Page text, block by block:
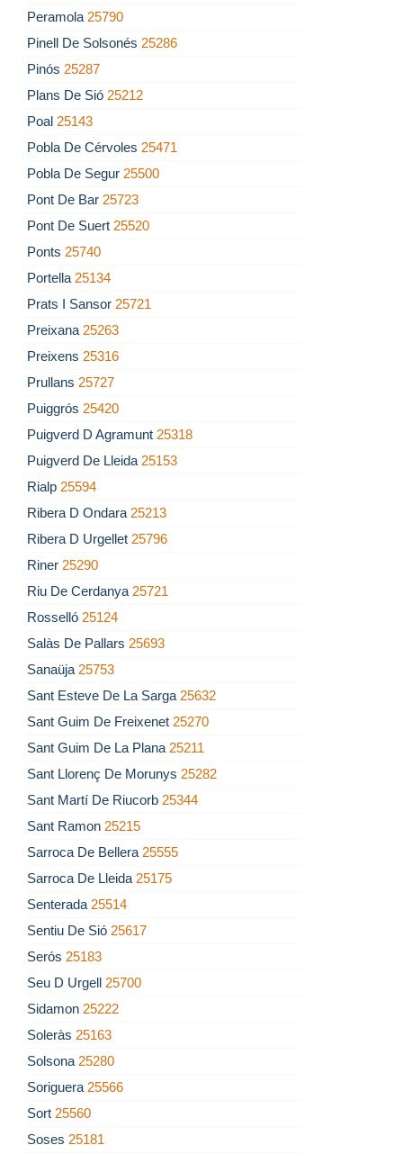
Peramola 25790
Pinell De Solsonés 25286
Pinós 25287
Plans De Sió 25212
Poal 25143
Pobla De Cérvoles 25471
Pobla De Segur 25500
Pont De Bar 25723
Pont De Suert 25520
Ponts 25740
Portella 25134
Prats I Sansor 25721
Preixana 25263
Preixens 25316
Prullans 25727
Puiggrós 25420
Puigverd D Agramunt 25318
Puigverd De Lleida 25153
Rialp 25594
Ribera D Ondara 25213
Ribera D Urgellet 25796
Riner 25290
Riu De Cerdanya 25721
Rosselló 25124
Salàs De Pallars 25693
Sanaüja 25753
Sant Esteve De La Sarga 25632
Sant Guim De Freixenet 25270
Sant Guim De La Plana 25211
Sant Llorenç De Morunys 25282
Sant Martí De Riucorb 25344
Sant Ramon 25215
Sarroca De Bellera 25555
Sarroca De Lleida 25175
Senterada 25514
Sentiu De Sió 25617
Serós 25183
Seu D Urgell 25700
Sidamon 25222
Soleràs 25163
Solsona 25280
Soriguera 25566
Sort 25560
Soses 25181